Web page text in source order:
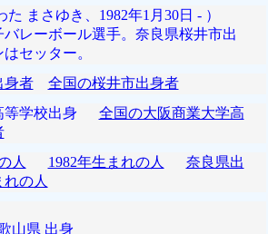
まさゆき、1982年1月30日 - ）
レーボール選手。奈良県桜井市出
セッター。
身者
全国の桜井市出身者
等学校出身 全国の大阪商業大学高
人
1982年生まれの人
奈良県出
の人
山県 出身